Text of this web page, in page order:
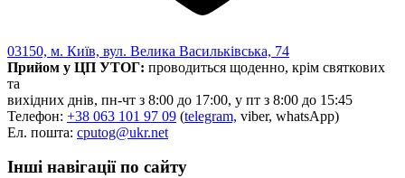
03150, м. Київ, вул. Велика Васильківська, 74
Прийом у ЦП УТОГ: проводиться щоденно, крім святкових
та
вихідних днів, пн-чт з 8:00 до 17:00, у пт з 8:00 до 15:45
Телефон: +38 063 101 97 09 (telegram, viber, whatsApp)
Ел. пошта: cputog@ukr.net
Інші навігації по сайту